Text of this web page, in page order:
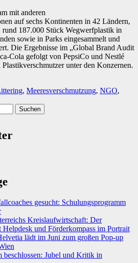
mit anderen
auf sechs Kontinenten in 42 Ländern,
rund 187.000 Stück Wegwerfplastik in
sowie in Parks eingesammelt und
Die Ergebnisse im „Global Brand Audit
Cola gefolgt von PepsiCo und Nestlé
unter den Konzernen.
, Meeresverschmutzung, NGO,
gesucht: Schulungsprogramm
Kreislaufwirtschaft: Der
und Förderkompass im Portrait
lädt im Juni zum großen Pop-up
beschlossen: Jubel und Kritik in